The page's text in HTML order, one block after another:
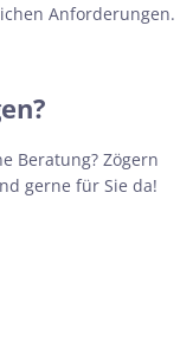
Anforderungen.
Beratung? Zögern
gerne für Sie da!